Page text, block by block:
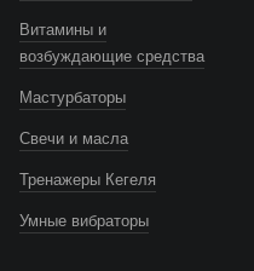
Витамины и
возбуждающие средства
Мастурбаторы
Свечи и масла
Тренажеры Кегеля
Умные вибраторы